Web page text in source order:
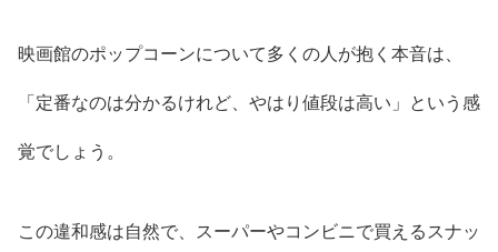
映画館のポップコーンについて多くの人が抱く本音は、
「定番なのは分かるけれど、やはり値段は高い」という感
覚でしょう。
この違和感は自然で、スーパーやコンビニで買えるスナッ